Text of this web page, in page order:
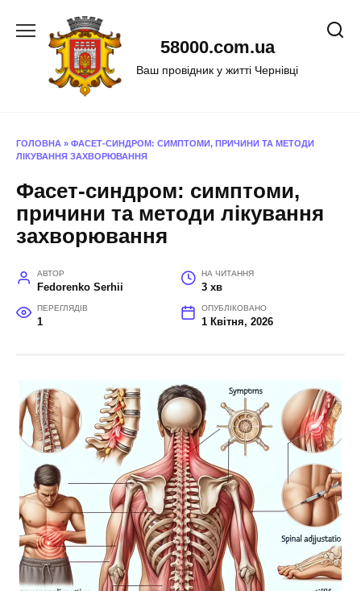
58000.com.ua
Ваш провідник у житті Чернівці
ГОЛОВНА » ФАСЕТ-СИНДРОМ: СИМПТОМИ, ПРИЧИНИ ТА МЕТОДИ
ЛІКУВАННЯ ЗАХВОРЮВАННЯ
Фасет-синдром: симптоми,
причини та методи лікування
захворювання
АВТОР
Fedorenko Serhii
НА ЧИТАННЯ
3 хв
ПЕРЕГЛЯДІВ
1
ОПУБЛІКОВАНО
1 Квітня, 2026